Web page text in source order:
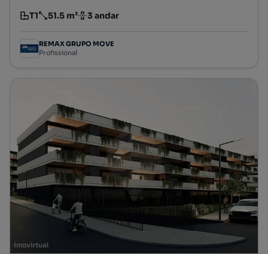
Tipologia
T1
Preço por metro quadrado
51.5 m²
Andar 3 andar
REMAX GRUPO MOVE
Profissional